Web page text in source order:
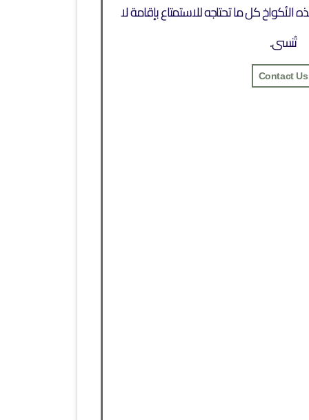
كل ما تحتاجه للاستمتاع بإقامة لا
تُنسى.
Contact Us